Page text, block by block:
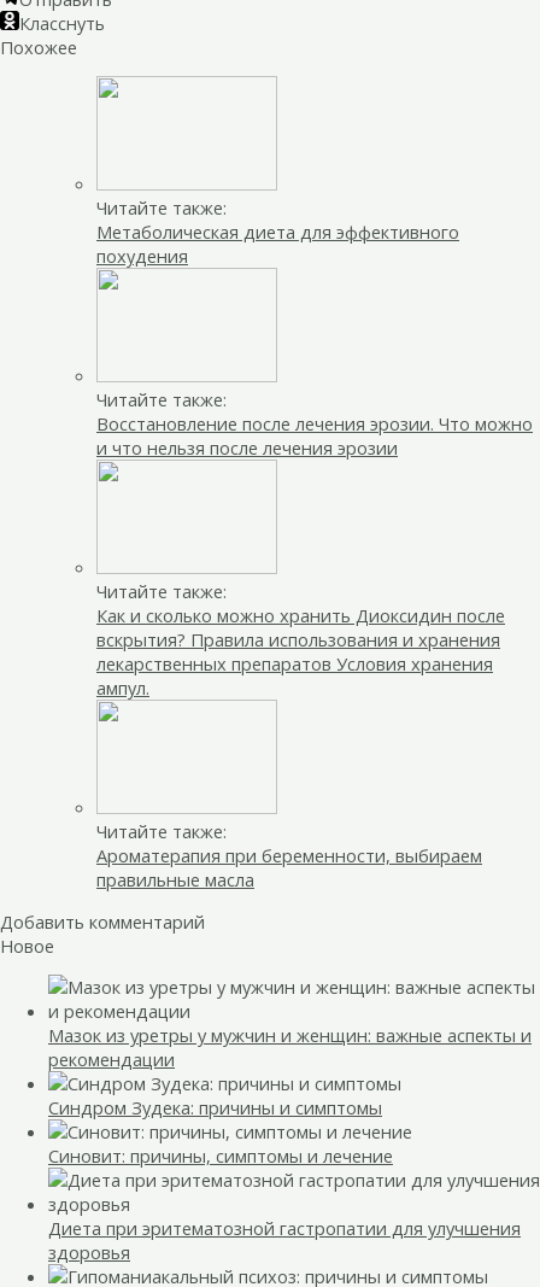
Класснуть
Похожее
Читайте также:
Метаболическая диета для эффективного
похудения
Читайте также:
Восстановление после лечения эрозии. Что можно
и что нельзя после лечения эрозии
Читайте также:
Как и сколько можно хранить Диоксидин после
вскрытия? Правила использования и хранения
лекарственных препаратов Условия хранения
ампул.
Читайте также:
Ароматерапия при беременности, выбираем
правильные масла
Добавить комментарий
Новое
Мазок из уретры у мужчин и женщин: важные аспекты и
рекомендации
Синдром Зудека: причины и симптомы
Синовит: причины, симптомы и лечение
Диета при эритематозной гастропатии для улучшения
здоровья